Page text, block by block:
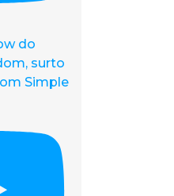
do
surto
Simple